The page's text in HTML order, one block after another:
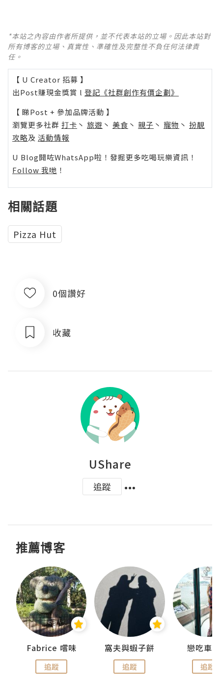
*本站之內容由作者所提供，並不代表本站的立場。因此本站對
所有博客的立場、真實性、準確性及完整性不負任何法律責
任。
【 U Creator 招募 】
出Post賺現金獎賞 l 登記《社群創作有價企劃》
【 睇Post + 參加品牌活動 】
瀏覽更多社群 打卡 丶 旅遊 丶 美食 丶 親子 丶 寵物 丶 扮靚
攻略及 活動情報
U Blog開咗WhatsApp啦！發掘更多吃喝玩樂資訊！
Follow 我哋 ！
相關話題
Pizza Hut
0個讚好
收藏
UShare
追蹤
推薦博客
Fabrice 嚐味
追蹤
窩夫與蝦子餅
追蹤
戀吃車
追蹤